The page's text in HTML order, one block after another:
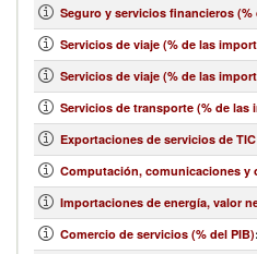
Seguro y servicios financieros
Servicios de viaje (% de las
Servicios de viaje (% de las
Servicios de transporte (% de
Exportaciones de servicios de
Computación, comunicaciones y
Importaciones de energía, valor
Comercio de servicios (% del PIB):